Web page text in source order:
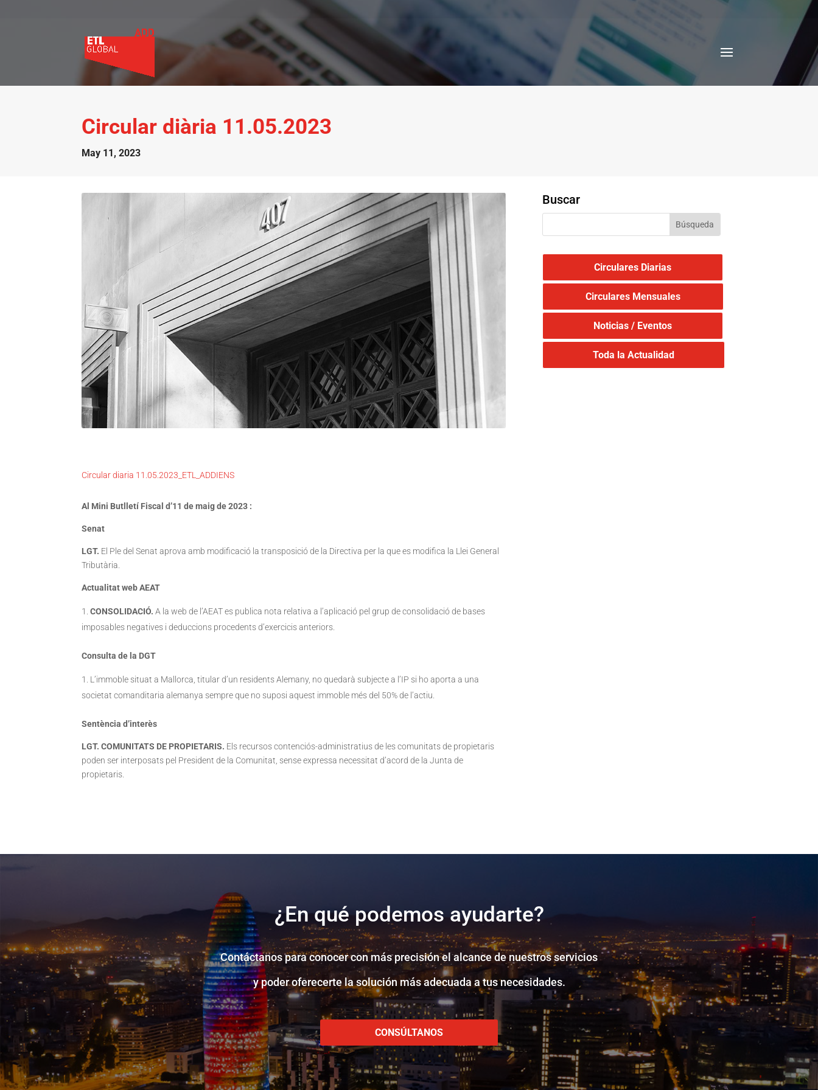
Circular diària 11.05.2023
May 11, 2023
Circular diaria 11.05.2023_ETL_ADDIENS
Al Mini Butlletí Fiscal d’11 de maig de 2023 :
Senat
LGT. El Ple del Senat aprova amb modificació la transposició de la Directiva per la que es modifica la Llei General
Tributària.
Actualitat web AEAT
CONSOLIDACIÓ.A la web de l’AEAT es publica nota relativa a l’aplicació pel grup de consolidació de bases
imposables negatives i deduccions procedents d’exercicis anteriors.
Consulta de la DGT
L’immoble situat a Mallorca, titular d’un residents Alemany, no quedarà subjecte a l’IP si ho aporta a una
societat comanditaria alemanya sempre que no suposi aquest immoble més del 50% de l’actiu.
Sentència d’interès
LGT. COMUNITATS DE PROPIETARIS. Els recursos contenciós-administratius de les comunitats de propietaris
poden ser interposats pel President de la Comunitat, sense expressa necessitat d’acord de la Junta de
propietaris.
Buscar
Circulares Diarias
Circulares Mensuales
Noticias / Eventos
Toda la Actualidad
¿En qué podemos ayudarte?
Contáctanos para conocer con más precisión el alcance de nuestros servicios
y poder oferecerte la solución más adecuada a tus necesidades.
CONSÚLTANOS